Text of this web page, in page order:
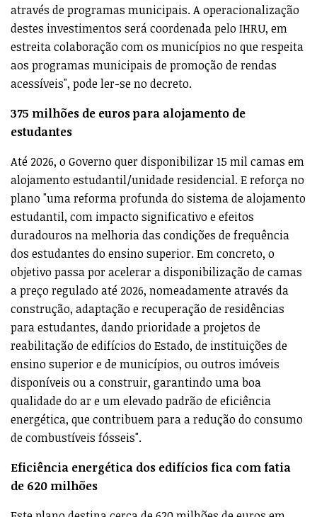
através de programas municipais. A operacionalização
destes investimentos será coordenada pelo IHRU, em
estreita colaboração com os municípios no que respeita
aos programas municipais de promoção de rendas
acessíveis", pode ler-se no decreto.
375 milhões de euros para alojamento de
estudantes
Até 2026, o Governo quer disponibilizar 15 mil camas em
alojamento estudantil/unidade residencial. E reforça no
plano "uma reforma profunda do sistema de alojamento
estudantil, com impacto significativo e efeitos
duradouros na melhoria das condições de frequência
dos estudantes do ensino superior. Em concreto, o
objetivo passa por acelerar a disponibilização de camas
a preço regulado até 2026, nomeadamente através da
construção, adaptação e recuperação de residências
para estudantes, dando prioridade a projetos de
reabilitação de edifícios do Estado, de instituições de
ensino superior e de municípios, ou outros imóveis
disponíveis ou a construir, garantindo uma boa
qualidade do ar e um elevado padrão de eficiência
energética, que contribuem para a redução do consumo
de combustíveis fósseis".
Eficiência energética dos edifícios fica com fatia
de 620 milhões